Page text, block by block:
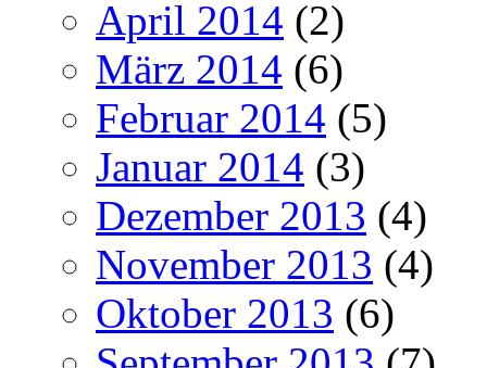
April 2014 (2)
März 2014 (6)
Februar 2014 (5)
Januar 2014 (3)
Dezember 2013 (4)
November 2013 (4)
Oktober 2013 (6)